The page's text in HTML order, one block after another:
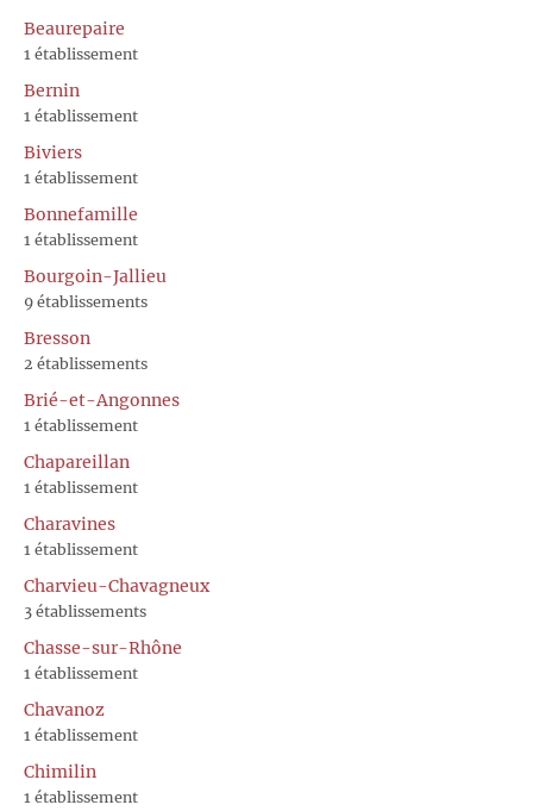
Beaurepaire
1 établissement
Bernin
1 établissement
Biviers
1 établissement
Bonnefamille
1 établissement
Bourgoin-Jallieu
9 établissements
Bresson
2 établissements
Brié-et-Angonnes
1 établissement
Chapareillan
1 établissement
Charavines
1 établissement
Charvieu-Chavagneux
3 établissements
Chasse-sur-Rhône
1 établissement
Chavanoz
1 établissement
Chimilin
1 établissement